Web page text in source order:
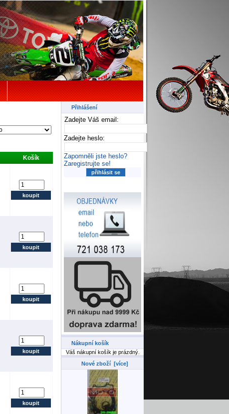
Košík
Přihlášení
Zadejte Váš email:
Zadejte heslo:
Zapomněli jste heslo?
Zaregistrujte se!
Nákupní košík
Váš nákupní košík je prázdný.
Nové zboží [více]